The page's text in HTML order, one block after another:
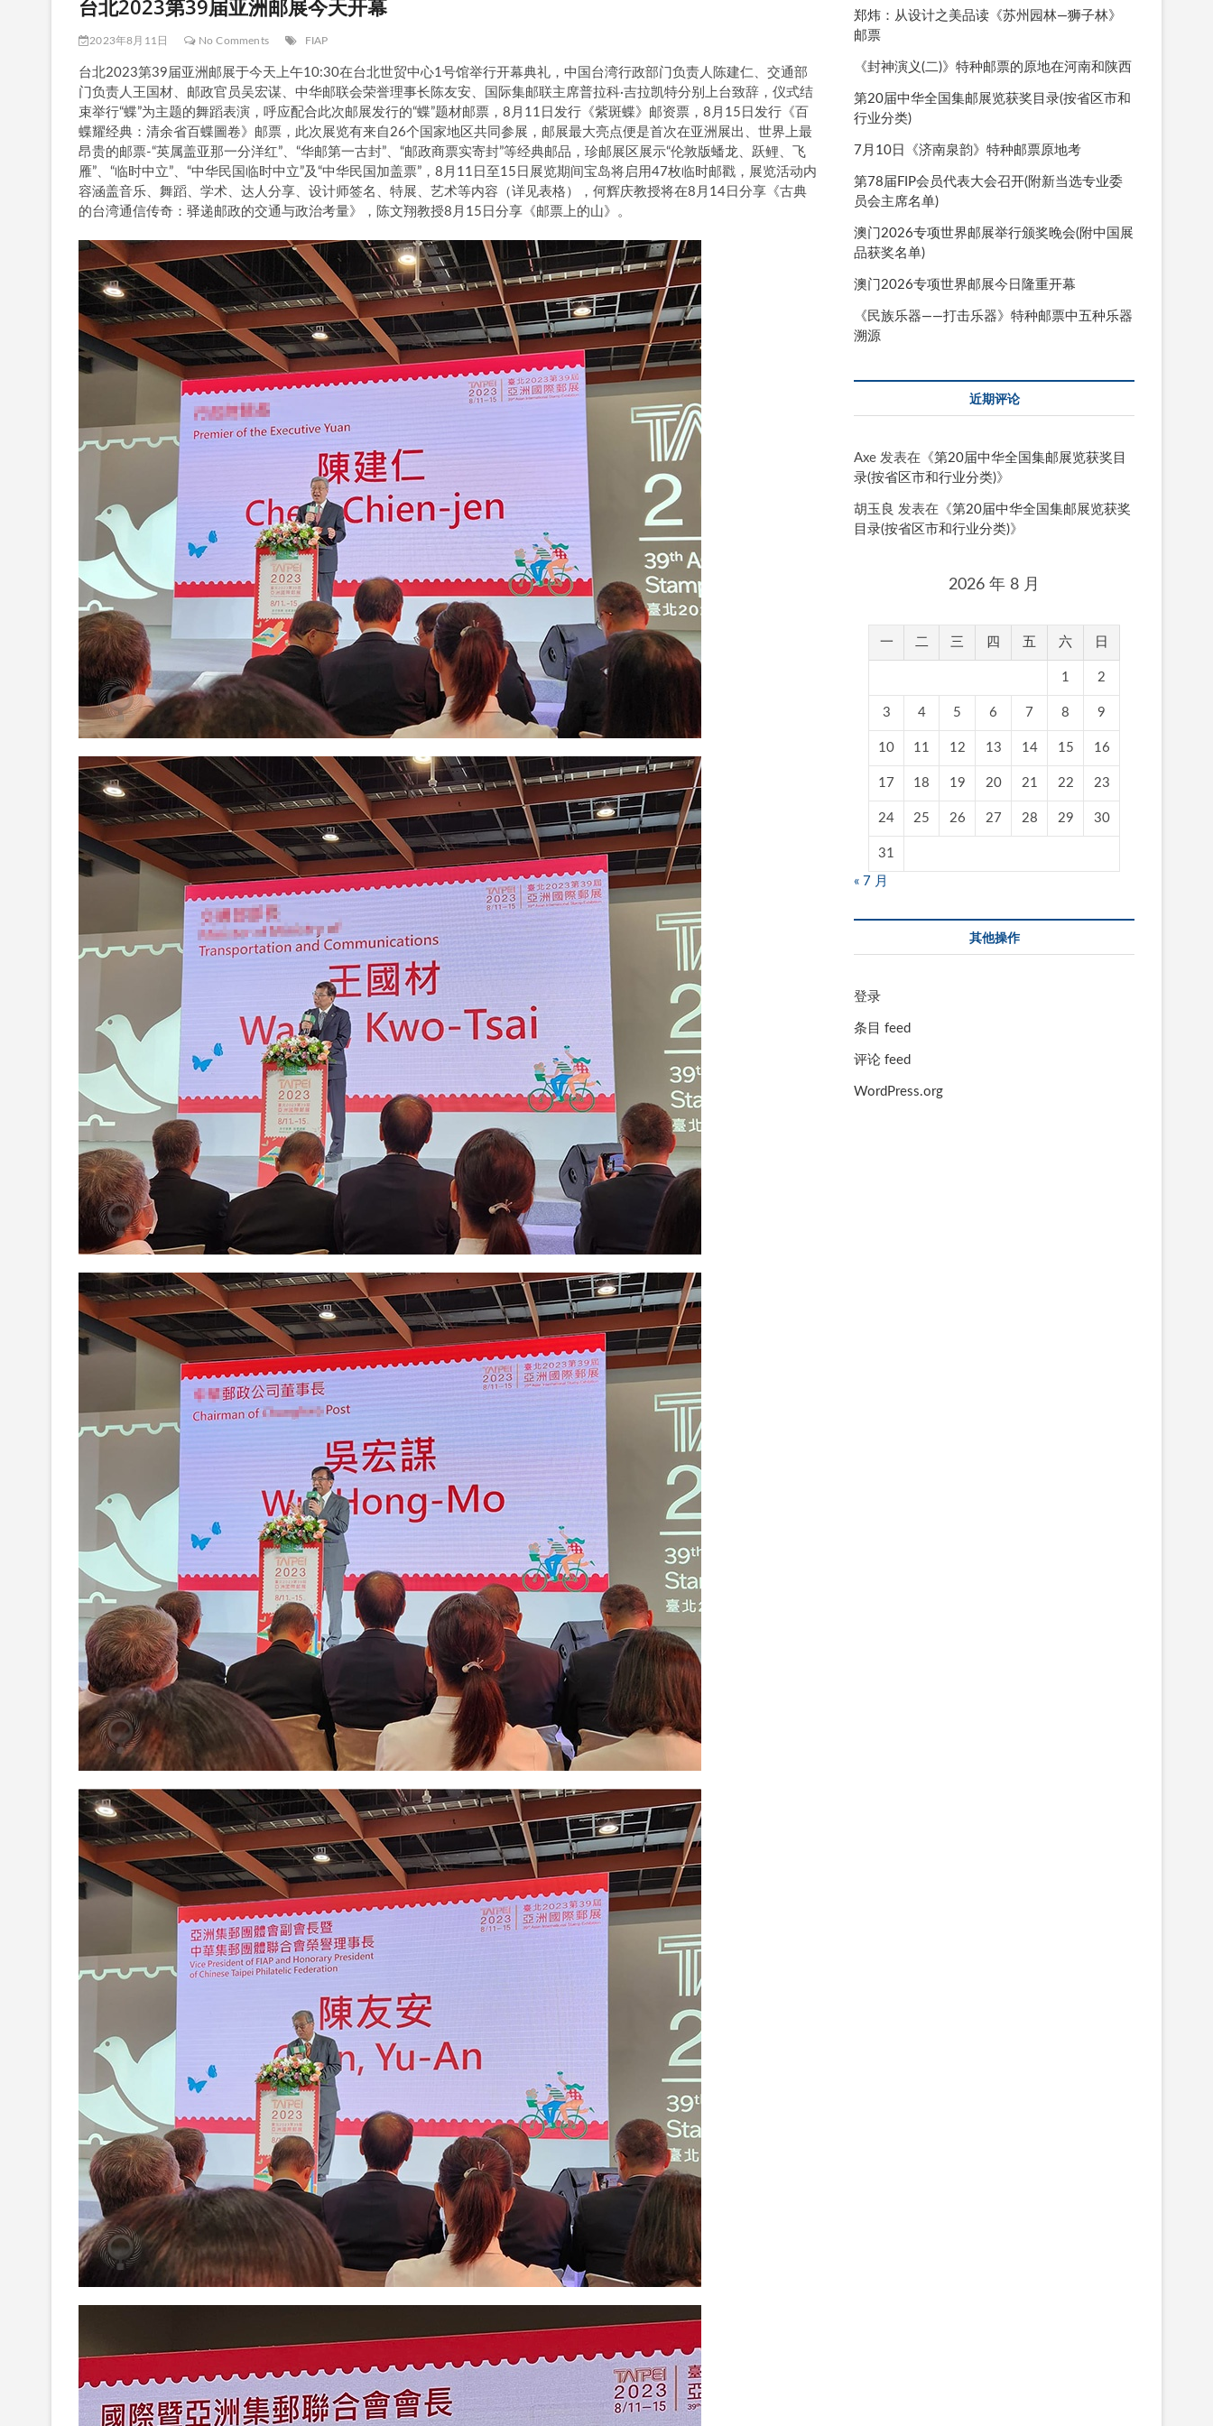
台北2023第39届亚洲邮展今天开幕
2023年8月11日 No Comments FIAP
台北2023第39届亚洲邮展于今天上午10:30在台北世贸中心1号馆举行开幕典礼，中国台湾行政部门负责人陈建仁、交通部
门负责人王国材、邮政官员吴宏谋、中华邮联会荣誉理事长陈友安、国际集邮联主席普拉科·吉拉凯特分别上台致辞，仪式结
束举行“蝶”为主题的舞蹈表演，呼应配合此次邮展发行的“蝶”题材邮票，8月11日发行《紫斑蝶》邮资票，8月15日发行《百
蝶耀经典：清余省百蝶圖卷》邮票，此次展览有来自26个国家地区共同参展，邮展最大亮点便是首次在亚洲展出、世界上最
昂贵的邮票-“英属盖亚那一分洋红”、“华邮第一古封”、“邮政商票实寄封”等经典邮品，珍邮展区展示“伦敦版蟠龙、跃鲤、飞
雁”、“临时中立”、“中华民国临时中立”及“中华民国加盖票”，8月11日至15日展览期间宝岛将启用47枚临时邮戳，展览活动内
容涵盖音乐、舞蹈、学术、达人分享、设计师签名、特展、艺术等内容（详见表格），何辉庆教授将在8月14日分享《古典
的台湾通信传奇：驿递邮政的交通与政治考量》，陈文翔教授8月15日分享《邮票上的山》。
郑炜：从设计之美品读《苏州园林—狮子林》
邮票
《封神演义(二)》特种邮票的原地在河南和陕西
第20届中华全国集邮展览获奖目录(按省区市和
行业分类)
7月10日《济南泉韵》特种邮票原地考
第78届FIP会员代表大会召开(附新当选专业委
员会主席名单)
澳门2026专项世界邮展举行颁奖晚会(附中国展
品获奖名单)
澳门2026专项世界邮展今日隆重开幕
《民族乐器——打击乐器》特种邮票中五种乐器
溯源
近期评论
Axe 发表在《第20届中华全国集邮展览获奖目
录(按省区市和行业分类)》
胡玉良 发表在《第20届中华全国集邮展览获奖
目录(按省区市和行业分类)》
2026 年 8 月
一 二 三 四 五 六 日
1 2
3 4 5 6 7 8 9
10 11 12 13 14 15 16
17 18 19 20 21 22 23
24 25 26 27 28 29 30
31
« 7 月
其他操作
登录
条目 feed
评论 feed
WordPress.org